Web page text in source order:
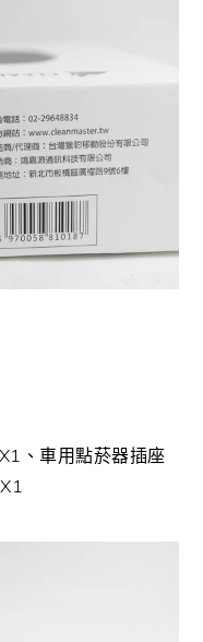
、車用點菸器插座